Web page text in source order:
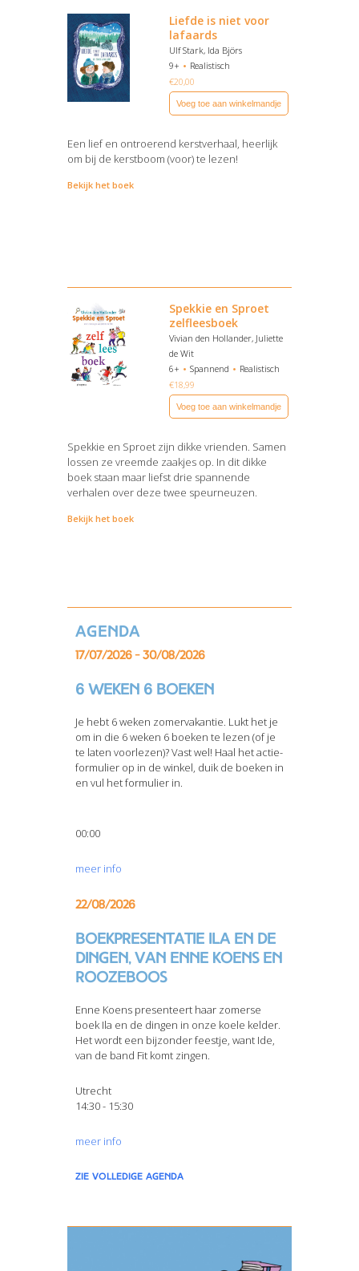
Liefde is niet voor
lafaards
Ulf Stark, Ida Björs
9+
Realistisch
€20,00
Voeg toe aan winkelmandje
Een lief en ontroerend kerstverhaal, heerlijk
om bij de kerstboom (voor) te lezen!
Bekijk het boek
Spekkie en Sproet
zelfleesboek
Vivian den Hollander, Juliette
de Wit
6+
Spannend
Realistisch
€18,99
Voeg toe aan winkelmandje
Spekkie en Sproet zijn dikke vrienden. Samen
lossen ze vreemde zaakjes op. In dit dikke
boek staan maar liefst drie spannende
verhalen over deze twee speurneuzen.
Bekijk het boek
Agenda
17/07/2026 - 30/08/2026
6 weken 6 boeken
Je hebt 6 weken zomervakantie. Lukt het je
om in die 6 weken 6 boeken te lezen (of je
te laten voorlezen)? Vast wel! Haal het actie-
formulier op in de winkel, duik de boeken in
en vul het formulier in.
00:00
meer info
22/08/2026
Boekpresentatie Ila en de
dingen, van Enne Koens en
Roozeboos
Enne Koens presenteert haar zomerse
boek Ila en de dingen in onze koele kelder.
Het wordt een bijzonder feestje, want Ide,
van de band Fit komt zingen.
Utrecht
14:30 - 15:30
meer info
zie volledige agenda